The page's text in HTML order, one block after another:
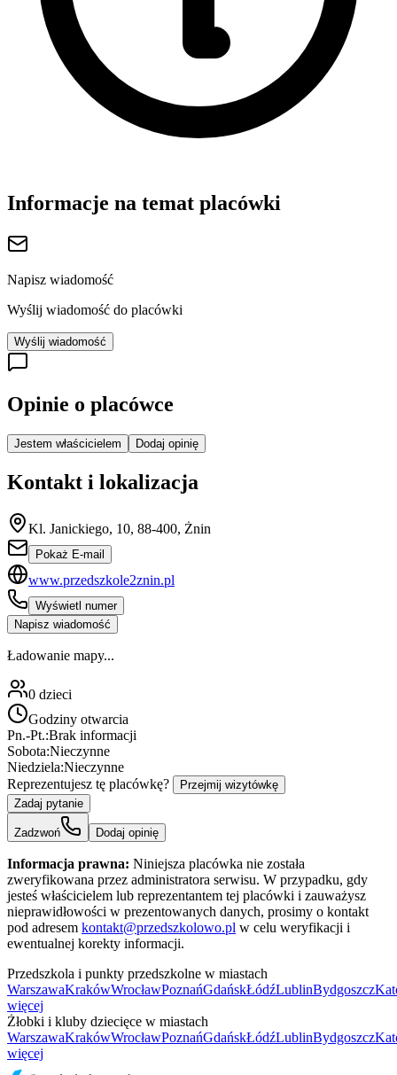
Informacje na temat placówki
Napisz wiadomość
Wyślij wiadomość do placówki
Wyślij wiadomość
Opinie o placówce
Jestem właścicielem Dodaj opinię
Kontakt i lokalizacja
Kl. Janickiego, 10, 88-400, Żnin
Pokaż E-mail
www.przedszkole2znin.pl
Wyświetl numer
Napisz wiadomość
Ładowanie mapy...
0 dzieci
Godziny otwarcia
Pn.-Pt.:Brak informacji
Sobota:Nieczynne
Niedziela:Nieczynne
Reprezentujesz tę placówkę?
Przejmij wizytówkę
Zadaj pytanie
Zadzwoń Dodaj opinię
Informacja prawna: Niniejsza placówka nie została
zweryfikowana przez administratora serwisu. W przypadku, gdy
jesteś właścicielem lub reprezentantem tej placówki i zauważysz
nieprawidłowości w prezentowanych danych, prosimy o kontakt
pod adresem kontakt@przedszkolowo.pl w celu weryfikacji i
ewentualnej korekty informacji.
Przedszkola i punkty przedszkolne w miastach
WarszawaKrakówWrocławPoznańGdańskŁódźLublinBydgoszcz
więcej
Żłobki i kluby dziecięce w miastach
WarszawaKrakówWrocławPoznańGdańskŁódźLublinBydgoszcz
więcej